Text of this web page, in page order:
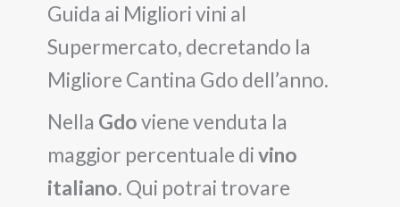
Guida ai Migliori vini al
Supermercato, decretando la
Migliore Cantina Gdo dell’anno.
Nella Gdoviene venduta la
maggior percentuale divino
italiano. Qui potrai trovare